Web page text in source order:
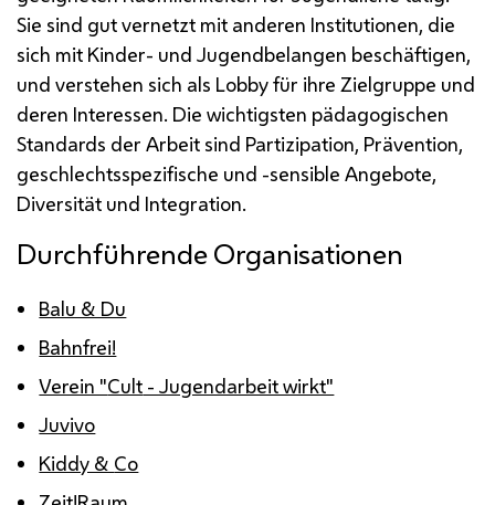
Sie sind gut vernetzt mit anderen Institutionen, die
sich mit Kinder- und Jugendbelangen beschäftigen,
und verstehen sich als Lobbyfür ihre Zielgruppe und
deren Interessen. Die wichtigsten pädagogischen
Standards der Arbeit sind Partizipation, Prävention,
geschlechtsspezifische und -sensible Angebote,
Diversität und Integration.
Durchführende Organisationen
Balu & Du
Bahnfrei!
Verein "Cult - Jugendarbeit wirkt"
Juvivo
Kiddy & Co